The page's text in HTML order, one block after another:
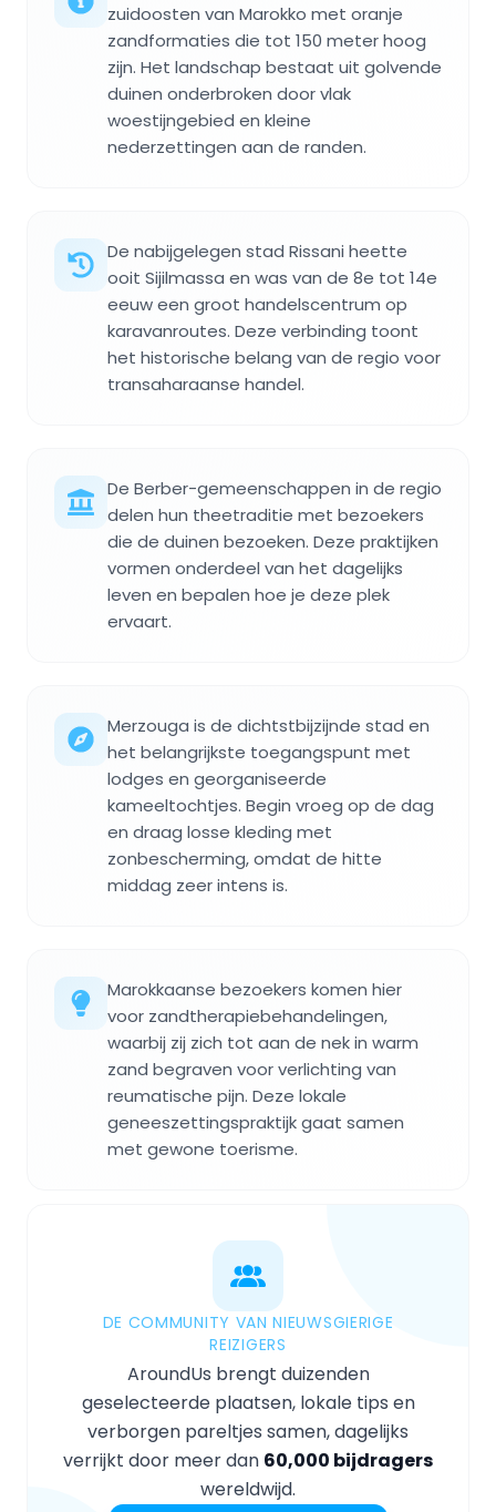
zuidoosten van Marokko met oranje
zandformaties die tot 150 meter hoog
zijn. Het landschap bestaat uit golvende
duinen onderbroken door vlak
woestijngebied en kleine
nederzettingen aan de randen.
De nabijgelegen stad Rissani heette
ooit Sijilmassa en was van de 8e tot 14e
eeuw een groot handelscentrum op
karavanroutes. Deze verbinding toont
het historische belang van de regio voor
transaharaanse handel.
De Berber-gemeenschappen in de regio
delen hun theetraditie met bezoekers
die de duinen bezoeken. Deze praktijken
vormen onderdeel van het dagelijks
leven en bepalen hoe je deze plek
ervaart.
Merzouga is de dichtstbijzijnde stad en
het belangrijkste toegangspunt met
lodges en georganiseerde
kameeltochtjes. Begin vroeg op de dag
en draag losse kleding met
zonbescherming, omdat de hitte
middag zeer intens is.
Marokkaanse bezoekers komen hier
voor zandtherapiebehandelingen,
waarbij zij zich tot aan de nek in warm
zand begraven voor verlichting van
reumatische pijn. Deze lokale
geneeszettingspraktijk gaat samen
met gewone toerisme.
DE COMMUNITY VAN NIEUWSGIERIGE
REIZIGERS
AroundUs brengt duizenden
geselecteerde plaatsen, lokale tips en
verborgen pareltjes samen, dagelijks
verrijkt door meer dan 60,000 bijdragers
wereldwijd.